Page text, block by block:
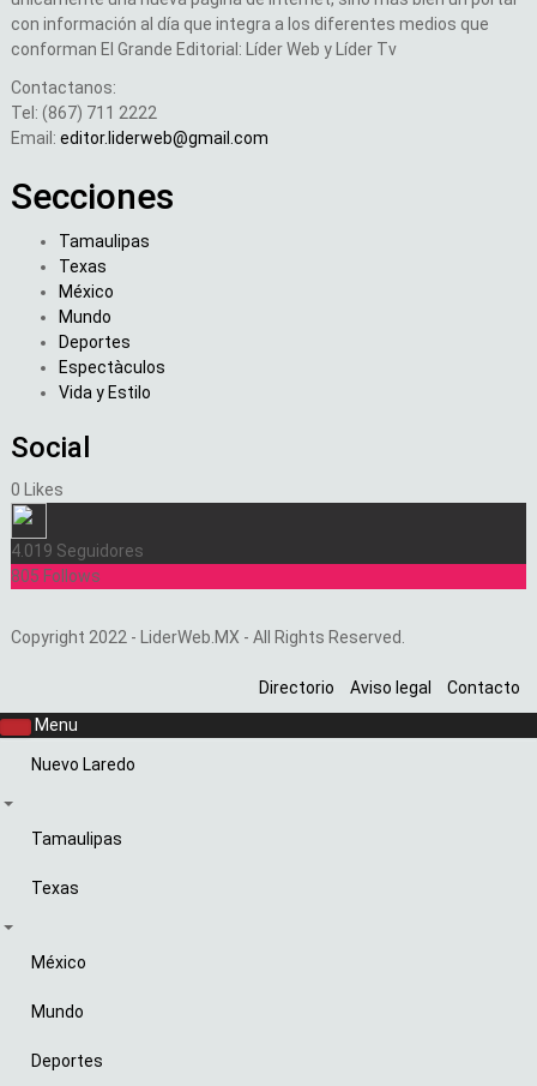
con información al día que integra a los diferentes medios que
conforman El Grande Editorial: Líder Web y Líder Tv
Contactanos:
Tel: (867) 711 2222
Email: editor.liderweb@gmail.com
Secciones
Tamaulipas
Texas
México
Mundo
Deportes
Espectàculos
Vida y Estilo
Social
0 Likes
4.019 Seguidores
805 Follows
Copyright 2022 - LiderWeb.MX - All Rights Reserved.
Directorio Aviso legal
Contacto
Menu
Nuevo Laredo
Tamaulipas
Texas
México
Mundo
Deportes